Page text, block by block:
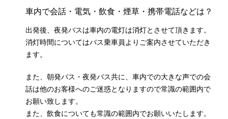
車内で会話・電気・飲食・煙草・携帯電話などは？
出発後、夜発バスは車内の電灯は消灯とさせて頂きます。
消灯時間についてはバス乗車員よりご案内させていただき
ます。
また、朝発バス・夜発バス共に、車内での大きな声での会
話は他のお客様へのご迷惑となりますので常識の範囲内で
お願い致します。
また、飲食についても常識の範囲内でお願いいたします。